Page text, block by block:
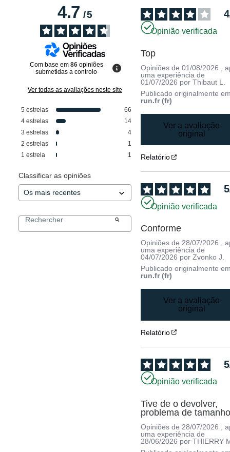
4.7/5
Com base em 86 opiniões
submetidas a controlo
Ver todas as avaliações neste site
5 estrelas
66
4 estrelas
14
3 estrelas
4
2 estrelas
1
1 estrela 1
Classificar as opiniões
4
Opinião verificada
Top
Opiniões de01/08/2026
,
uma experiência de
01/07/2026 porThibaut L.
Publicado originalmente
run.fr (fr)
Ver a avaliação
original
Relatório
5
Opinião verificada
Conforme
Opiniões de28/07/2026 ,
uma experiência de
04/07/2026 porZvonko J.
Publicado originalmente
run.fr (fr)
Ver a avaliação
original
Relatório
5
Opinião verificada
Tive de o devolver,
problema de
Opiniões de 28/07/2026
,
uma experiência de
28/06/2026 porTHIERRY